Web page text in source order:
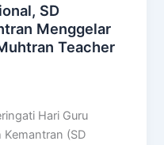
SD
Menggelar
Teacher
Hari Guru
Kemantran (SD